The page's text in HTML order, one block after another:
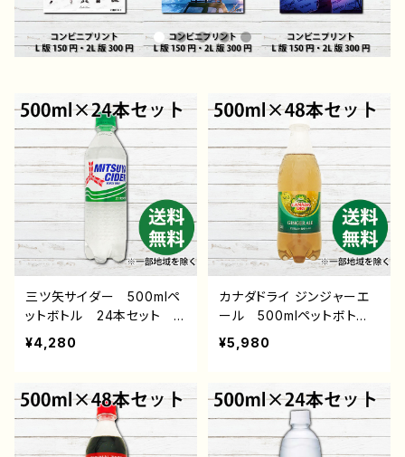
三ツ矢サイダー 500mlペ
ットボトル 24本セット
送料無料 ※一部地域を除
く 炭酸飲料 通販 後払
おすすめ アサヒ飲料 ペ
ットボトル飲料
¥4,280
カナダドライ ジンジャーエ
ール 500mlペットボト
ル 48本セット 送料無
料 ※一部地域を除く 炭
ンビニ 翌月払い おすす
め 日本コカ・コーラ株式
会社 コカコーラ ペット
ボトル飲料
¥5,980